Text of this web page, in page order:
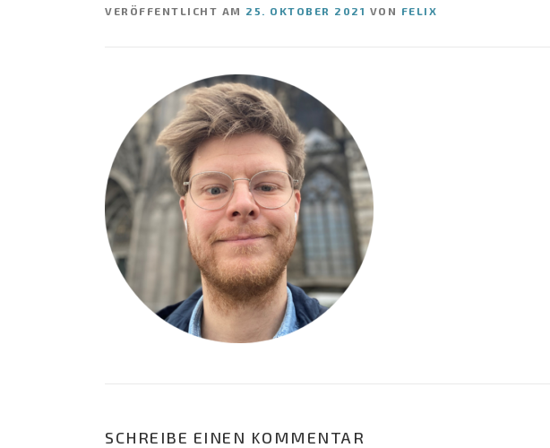
VERÖFFENTLICHT AM 25. OKTOBER 2021 VON FELIX
SCHREIBE EINEN KOMMENTAR